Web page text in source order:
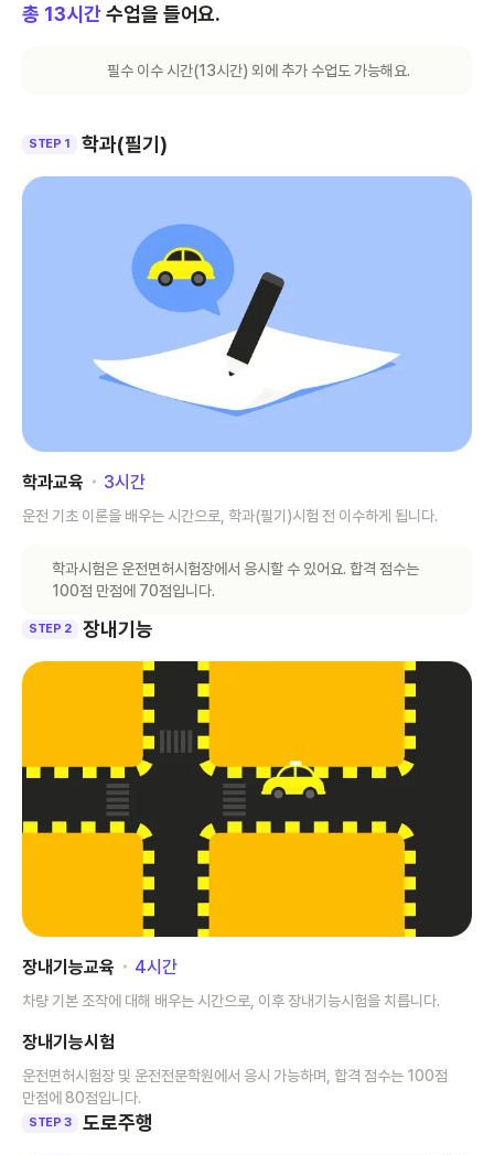
총 13시간 수업을 들어요.
필수 이수 시간(13시간) 외에 추가 수업도 가능해요.
STEP 1 학과(필기)
학과교육 ･ 3시간
운전 기초 이론을 배우는 시간으로, 학과(필기)시험 전 이수하게 됩니다.
학과시험은 운전면허시험장에서 응시할 수 있어요. 합격 점수는
100점 만점에 70점입니다.
STEP 2 장내기능
장내기능교육 ･ 4시간
차량 기본 조작에 대해 배우는 시간으로, 이후 장내기능시험을 치릅니다.
장내기능시험
운전면허시험장 및 운전전문학원에서 응시 가능하며, 합격 점수는 100점
만점에 80점입니다.
STEP 3 도로주행